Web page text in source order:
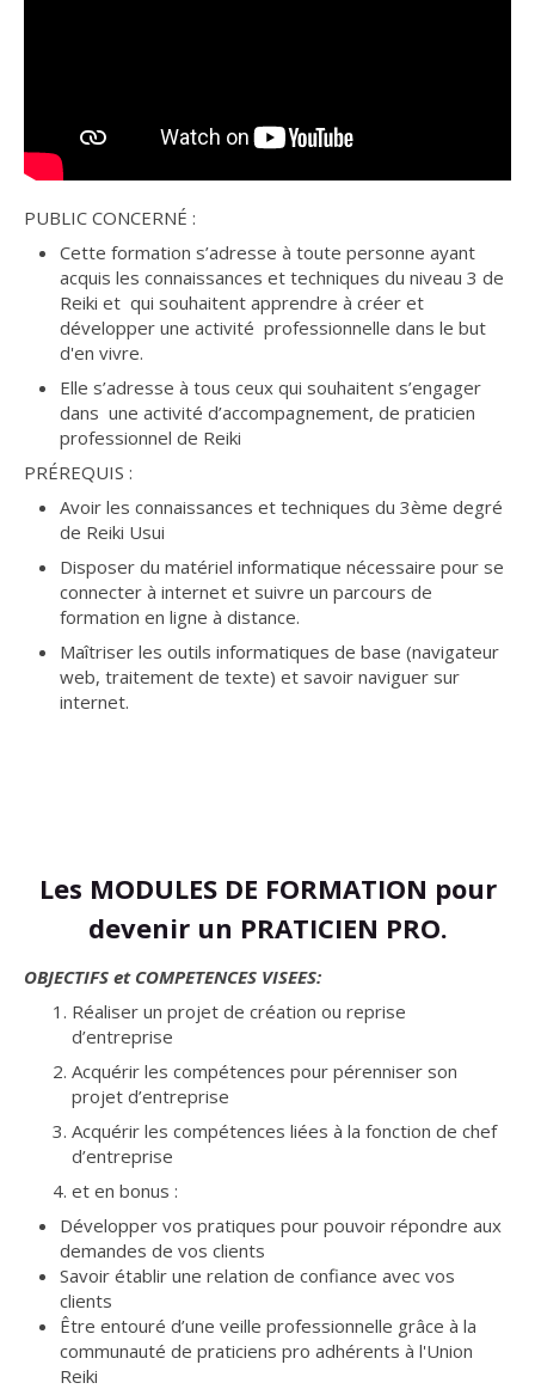
PUBLIC CONCERNÉ :
Cette formation s’adresse à toute personne ayant
acquis les connaissances et techniques du niveau 3 de
Reiki et qui souhaitent apprendre à créer et
développer une activité professionnelle dans le but
d'en vivre.
Elle s’adresse à tous ceux qui souhaitent s’engager
dans une activité d’accompagnement, de praticien
professionnel de Reiki
PRÉREQUIS :
Avoir les connaissances et techniques du 3ème degré
de Reiki Usui
Disposer du matériel informatique nécessaire pour se
connecter à internet et suivre un parcours de
formation en ligne à distance.
Maîtriser les outils informatiques de base (navigateur
web, traitement de texte) et savoir naviguer sur
internet.
Les MODULES DE FORMATION pour
devenir un PRATICIEN PRO.
OBJECTIFS et COMPETENCES VISEES:
Réaliser un projet de création ou reprise
d’entreprise
Acquérir les compétences pour pérenniser son
projet d’entreprise
Acquérir les compétences liées à la fonction de chef
d’entreprise
et en bonus :
Développer vos pratiques pour pouvoir répondre aux
demandes de vos clients
Savoir établir une relation de confiance avec vos
clients
Être entouré d’une veille professionnelle grâce à la
communauté de praticiens pro adhérents à l'Union
Reiki